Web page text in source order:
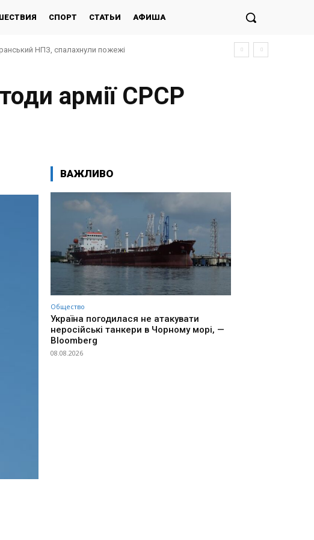
СПОРТ СТАТЬИ АФИША
НПЗ, спалахнули пожежі
армії СРСР
ВАЖЛИВО
Общество
Україна погодилася не атакувати
неросійські танкери в Чорному морі, —
Bloomberg
08.08.2026